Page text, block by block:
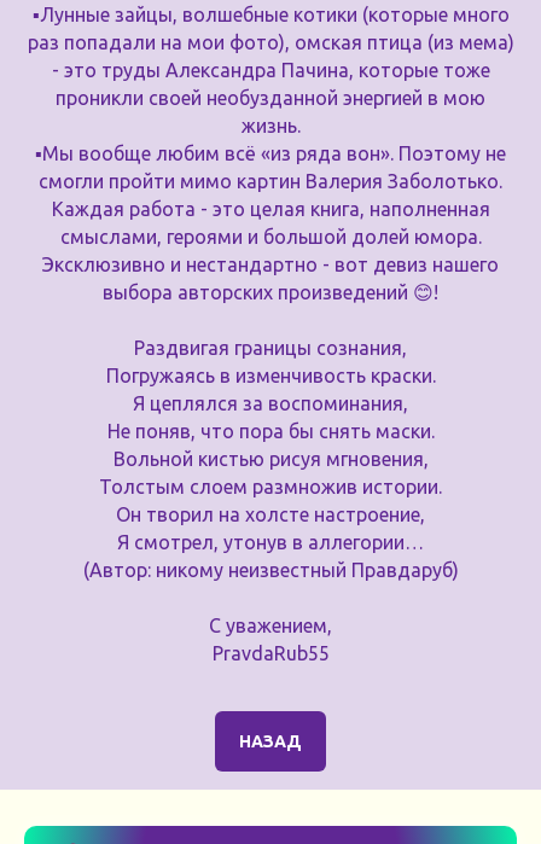
▪️Лунные зайцы, волшебные котики (которые много
раз попадали на мои фото), омская птица (из мема)
- это труды Александра Пачина, которые тоже
проникли своей необузданной энергией в мою
жизнь.
▪️Мы вообще любим всё «из ряда вон». Поэтому не
смогли пройти мимо картин Валерия Заболотько.
Каждая работа - это целая книга, наполненная
смыслами, героями и большой долей юмора.
Эксклюзивно и нестандартно - вот девиз нашего
выбора авторских произведений 😊!
Раздвигая границы сознания,
Погружаясь в изменчивость краски.
Я цеплялся за воспоминания,
Не поняв, что пора бы снять маски.
Вольной кистью рисуя мгновения,
Толстым слоем размножив истории.
Он творил на холсте настроение,
Я смотрел, утонув в аллегории…
(Автор: никому неизвестный Правдаруб)
С уважением,
PravdaRub55
НАЗАД